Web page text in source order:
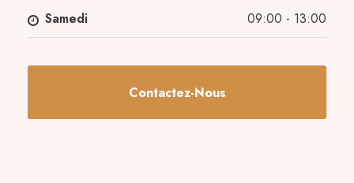
Samedi 09:00 - 13:00
Contactez-Nous